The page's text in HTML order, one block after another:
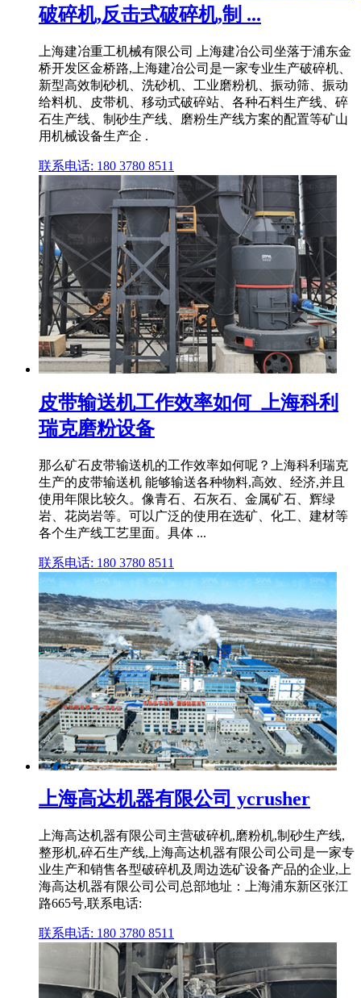
破碎机,反击式破碎机,制 ...
上海建冶重工机械有限公司 上海建冶公司坐落于浦东金
桥开发区金桥路,上海建冶公司是一家专业生产破碎机、
新型高效制砂机、洗砂机、工业磨粉机、振动筛、振动
给料机、皮带机、移动式破碎站、各种石料生产线、碎
石生产线、制砂生产线、磨粉生产线方案的配置等矿山
用机械设备生产企 .
联系电话: 180 3780 8511
皮带输送机工作效率如何_上海科利
瑞克磨粉设备
那么矿石皮带输送机的工作效率如何呢？上海科利瑞克
生产的皮带输送机 能够输送各种物料,高效、经济,并且
使用年限比较久。像青石、石灰石、金属矿石、辉绿
岩、花岗岩等。可以广泛的使用在选矿、化工、建材等
各个生产线工艺里面。具体 ...
联系电话: 180 3780 8511
上海高达机器有限公司 ycrusher
上海高达机器有限公司主营破碎机,磨粉机,制砂生产线,
整形机,碎石生产线,上海高达机器有限公司公司是一家专
业生产和销售各型破碎机及周边选矿设备产品的企业,上
海高达机器有限公司公司总部地址：上海浦东新区张江
路665号,联系电话:
联系电话: 180 3780 8511